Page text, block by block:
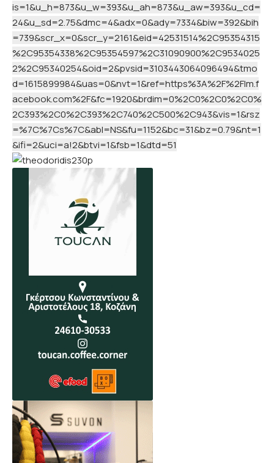
is=1&u_h=873&u_w=393&u_ah=873&u_aw=393&u_cd=
24&u_sd=2.75&dmc=4&adx=0&ady=7334&biw=392&bih
=739&scr_x=0&scr_y=2161&eid=42531514%2C95354315
%2C95354338%2C95354597%2C31090900%2C9534025
2%2C95340254&oid=2&pvsid=3103443064096494&tmo
d=1615899984&uas=0&nvt=1&ref=https%3A%2F%2Flm.f
acebook.com%2F&fc=1920&brdim=0%2C0%2C0%2C0%
2C393%2C0%2C393%2C740%2C500%2C943&vis=1&rsz
=%7C%7Cs%7C&abl=NS&fu=1152&bc=31&bz=0.79&nt=1
&ifi=2&uci=a!2&btvi=1&fsb=1&dtd=51